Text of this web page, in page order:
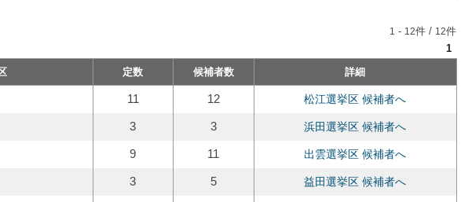
1 - 12件 / 12件
1
定数 候補者数 詳細
11 12 松江選挙区 候補者へ
3 3 浜田選挙区 候補者へ
9 11 出雲選挙区 候補者へ
3 5 益田選挙区 候補者へ